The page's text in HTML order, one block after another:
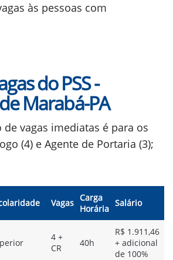
às pessoas com
do PSS -
Marabá-PA
vagas imediatas é para os
(4) e Agente de Portaria (3);
Vagas Carga
Horária
Salário
4 +
CR
40h
R$ 1.911,46
+ adicional
de 100%